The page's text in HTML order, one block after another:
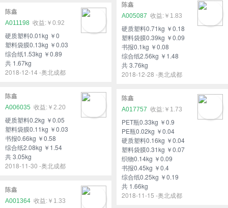
陈鑫
A005087
￥1.83
硬质塑料0.71kg ￥0.18
塑料袋膜0.39kg ￥0.09
书报0.1kg ￥0.08
综合纸2.56kg ￥1.48
共 3.76kg
2018-12-28 -奥北成都
陈鑫
A011198
￥0.92
硬质塑料0.01kg ￥0
塑料袋膜0.13kg ￥0.03
综合纸1.53kg ￥0.89
共 1.67kg
2018-12-14 -奥北成都
陈鑫
A006035
￥2.20
硬质塑料0.2kg ￥0.05
塑料袋膜0.11kg ￥0.03
书报0.66kg ￥0.58
综合纸2.08kg ￥1.54
共 3.05kg
2018-11-30 -奥北成都
陈鑫
A017757
￥1.73
PET瓶0.33kg ￥0.9
PE瓶0.02kg ￥0.04
硬质塑料0.16kg ￥0.04
塑料袋膜0.31kg ￥0.07
织物0.14kg ￥0.09
书报0.45kg ￥0.4
综合纸0.25kg ￥0.19
共 1.66kg
2018-11-15 -奥北成都
陈鑫
A001364
￥1.33